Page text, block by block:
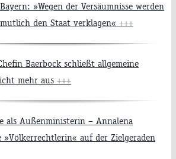
»Wegen der Versäumnisse werden
den Staat verklagen« +++
Baerbock schließt allgemeine
mehr aus +++
als Außenministerin – Annalena
»Völkerrechtlerin« auf der Zielgeraden